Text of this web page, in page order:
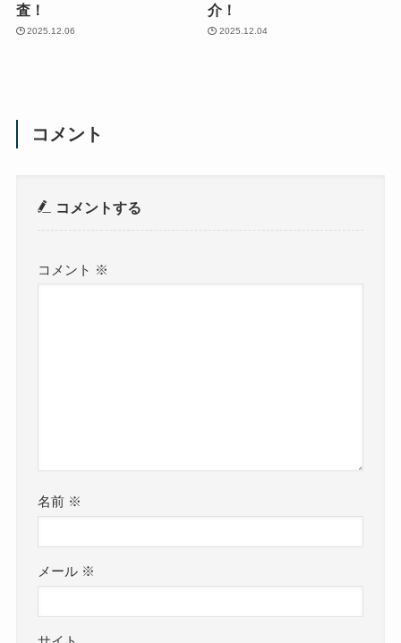
査！
2025.12.06
介！
2025.12.04
コメント
コメントする
コメント ※
名前 ※
メール ※